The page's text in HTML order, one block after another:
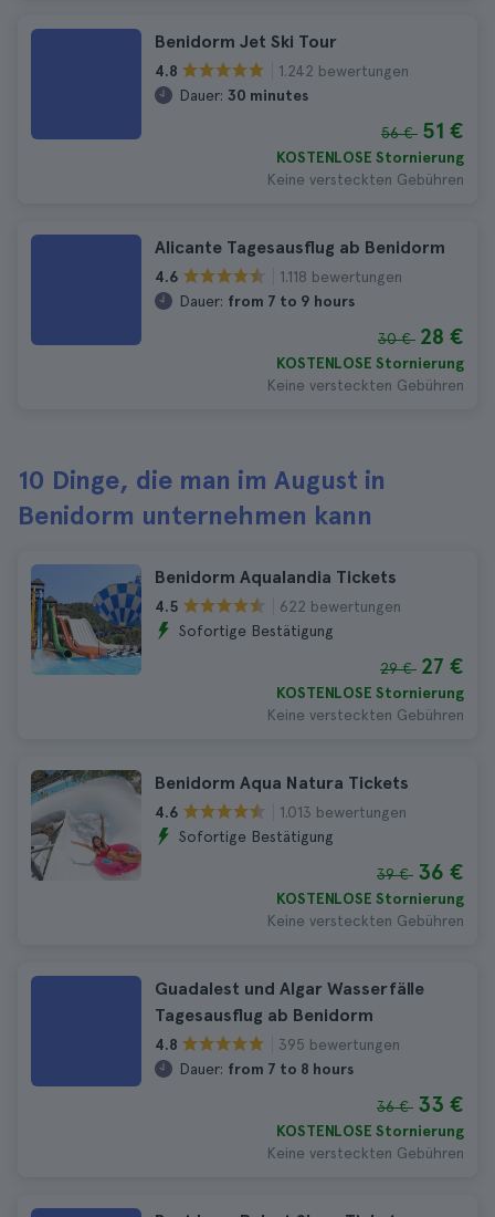
Benidorm Jet Ski Tour
4.8
1.242 bewertungen
Dauer: 30 minutes
56 € 51 €
KOSTENLOSE Stornierung
Keine versteckten Gebühren
Alicante Tagesausflug ab Benidorm
4.6
1.118 bewertungen
Dauer: from 7 to 9 hours
30 € 28 €
KOSTENLOSE Stornierung
Keine versteckten Gebühren
10 Dinge, die man im August in
Benidorm unternehmen kann
Benidorm Aqualandia Tickets
4.5
622 bewertungen
Sofortige Bestätigung
29 € 27 €
KOSTENLOSE Stornierung
Keine versteckten Gebühren
Benidorm Aqua Natura Tickets
4.6
1.013 bewertungen
Sofortige Bestätigung
39 € 36 €
KOSTENLOSE Stornierung
Keine versteckten Gebühren
Guadalest und Algar Wasserfälle
Tagesausflug ab Benidorm
4.8
395 bewertungen
Dauer: from 7 to 8 hours
36 € 33 €
KOSTENLOSE Stornierung
Keine versteckten Gebühren